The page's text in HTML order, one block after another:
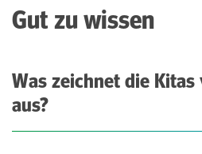
Gut zu wissen
Was zeichnet die Kitas
aus?